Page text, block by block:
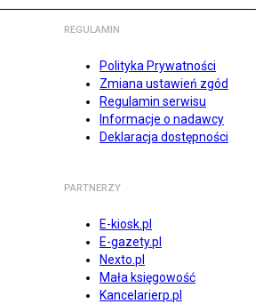
REGULAMIN
Polityka Prywatności
Zmiana ustawień zgód
Regulamin serwisu
Informacje o nadawcy
Deklaracja dostępności
PARTNERZY
E-kiosk.pl
E-gazety.pl
Nexto.pl
Mała księgowość
Kancelarierp.pl